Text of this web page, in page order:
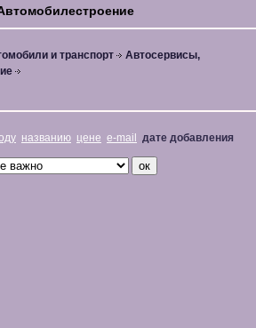
и транспорт
Автосервисы,
названию цене e-mail дате добавления